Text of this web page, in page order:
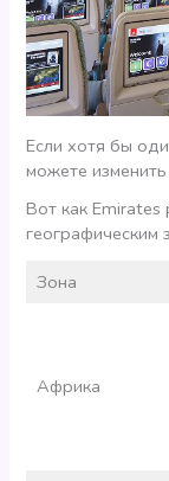
Если хотя бы
можете
Вот как
географическим
Зона
Африка